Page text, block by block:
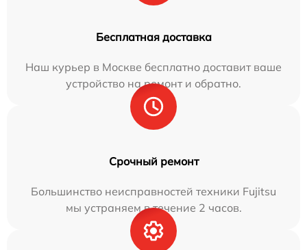
Бесплатная доставка
Наш курьер в Москве бесплатно доставит ваше
устройство на ремонт и обратно.
Срочный ремонт
Большинство неисправностей техники Fujitsu
мы устраняем в течение 2 часов.